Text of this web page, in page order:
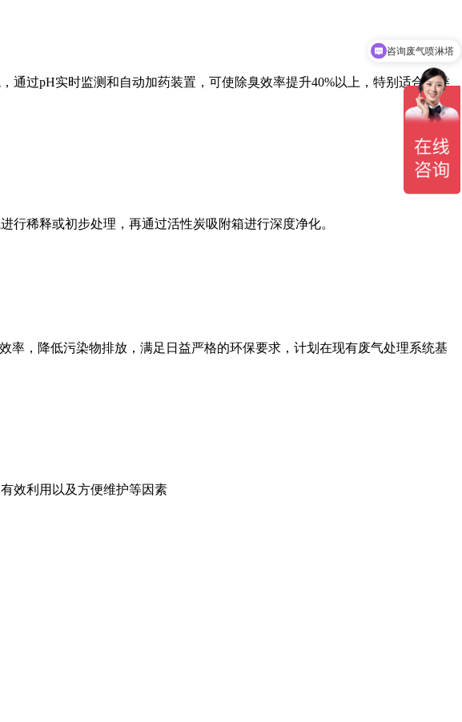
过pH实时监测和自动加药装置，可使除臭效率提升40%以上，特别适合各类
稀释或初步处理，再通过活性炭吸附箱进行深度净化。
，降低污染物排放，满足日益严格的环保要求，计划在现有废气处理系统基
效利用以及方便维护等因素
咨询废气喷淋塔